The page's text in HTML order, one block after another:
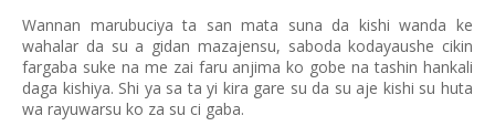
Wannan marubuciya ta san mata suna da kishi wanda ke
wahalar da su a gidan mazajensu, saboda kodayaushe cikin
fargaba suke na me zai faru anjima ko gobe na tashin hankali
daga kishiya. Shi ya sa ta yi kira gare su da su aje kishi su huta
wa rayuwarsu ko za su ci gaba.